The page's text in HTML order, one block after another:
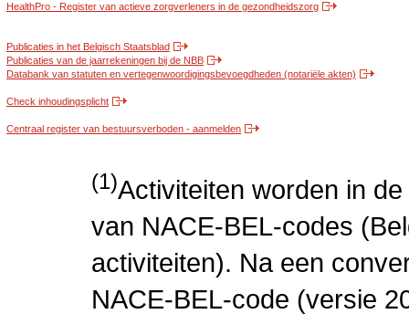
HealthPro - Register van actieve zorgverleners in de gezondheidszorg
Publicaties in het Belgisch Staatsblad
Publicaties van de jaarrekeningen bij de NBB
Databank van statuten en vertegenwoordigingsbevoegdheden (notariële akten)
Check inhoudingsplicht
Centraal register van bestuursverboden - aanmelden
(1)Activiteiten worden in
van NACE-BEL-codes
activiteiten). Na een
NACE-BEL-code (versie